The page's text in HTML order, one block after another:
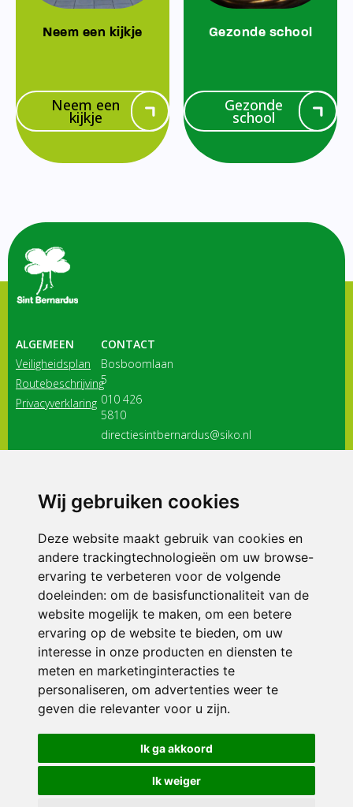
Wij gebruiken cookies
Deze website maakt gebruik van cookies en
andere trackingtechnologieën om uw browse-
ervaring te verbeteren voor de volgende
doeleinden: om de basisfunctionaliteit van de
website mogelijk te maken, om een betere
ervaring op de website te bieden, om uw
interesse in onze producten en diensten te
meten en marketinginteracties te
personaliseren, om advertenties weer te
geven die relevanter voor u zijn.
Ik ga akkoord
Ik weiger
Neem een kijkje
Neem een
kijkje
Gezonde school
Gezonde
school
ALGEMEEN
Veiligheidsplan
Routebeschrijving
Privacyverklaring
CONTACT
Bosboomlaan
5
010 426
5810
directiesintbernardus@siko.nl
3116 JB
ONDERDEEL VAN
© 2026 Sint Bernardus | Alle rechten voorbehouden
Privacy policy|Disclaimer| Klachtenregeling|RSIN en Anbi
voorkeuren
Crealisatie The MindOffice